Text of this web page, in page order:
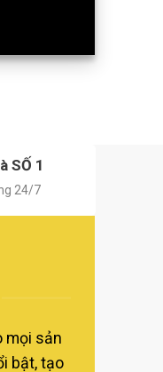
SỐ 1
24/7
mọi sản
bật, tạo